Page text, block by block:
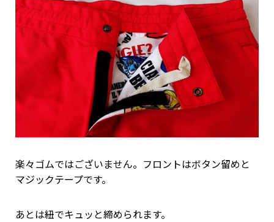
楽々ゴムではございません。フロントはボタン留めと
マジックテープです。
あとは紐でキュッと締められます。